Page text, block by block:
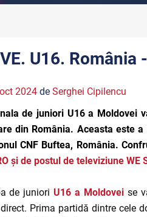
U16. România
2024de Serghei Cipilencu
de juniori U16 a Moldovei
din România. Aceasta este
CNF Buftea, România.
și de postul de televiziune WE
de juniori U16 a Moldoveise
Prima partidă dintre cele